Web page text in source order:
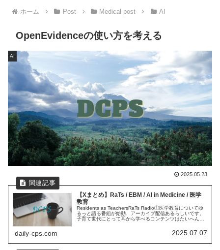
ホーム Post Medical post AI
OpenEvidenceの使い方を考える
AI
2025.05.23
【Xまとめ】RaTs / EBM / AI in Medicine / 医学
教育
Residents as TeachersRaTs Radio①医学教育についてゆ
るっと語る番組が始動、アーカイブ配信あるらしいです。
子育て世代にとって耳から学べるコンテンツはたいへんあ
daily-cps.com 2025.07.07